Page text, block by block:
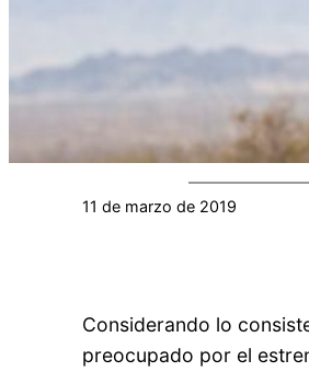
11 de marzo de 2019
Considerando lo
preocupado por el